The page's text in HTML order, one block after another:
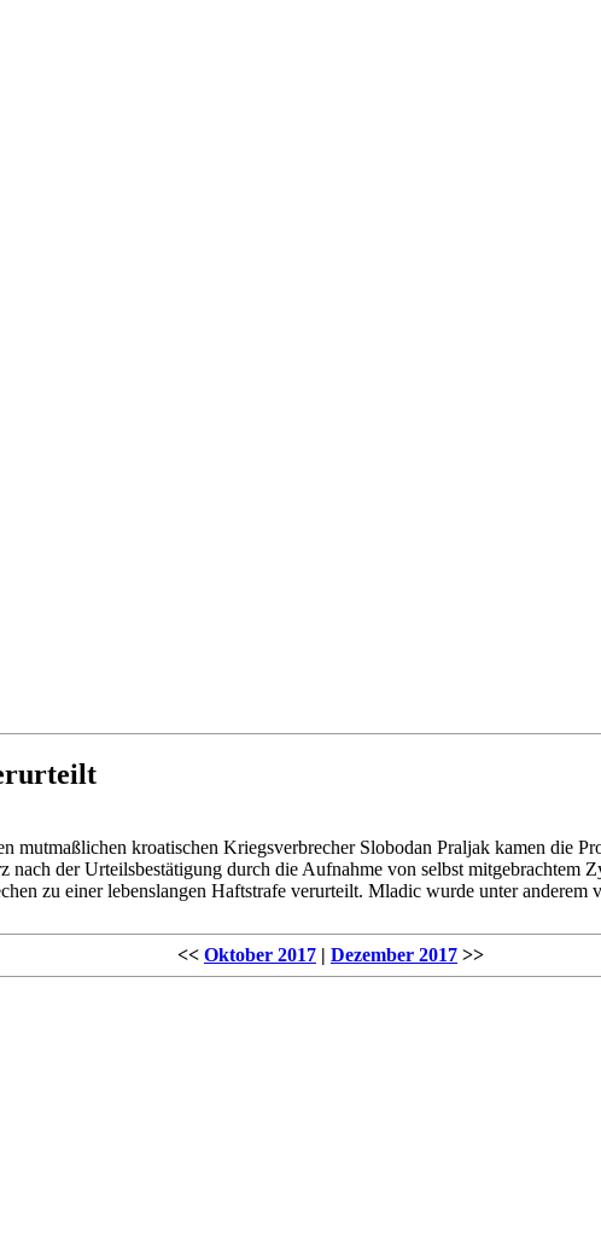
mutmaßlichen kroatischen Kriegsverbrecher Slobodan Praljak kamen die
der Urteilsbestätigung durch die Aufnahme von selbst mitgebrachtem
zu einer lebenslangen Haftstrafe verurteilt. Mladic wurde unter
<< Oktober 2017 | Dezember 2017 >>